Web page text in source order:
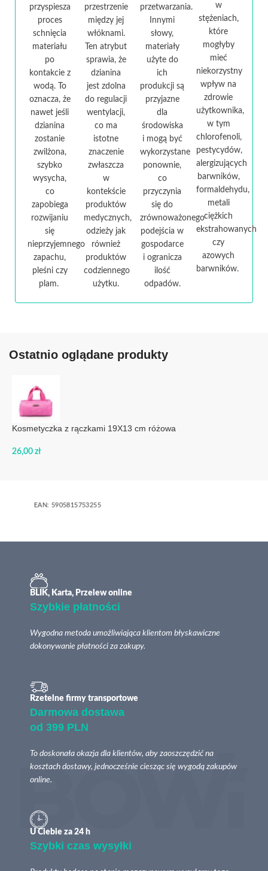
przyspiesza
proces
schnięcia
materiału
po
kontakcie z
wodą. To
oznacza, że
nawet jeśli
dzianina
zostanie
zwilżona,
szybko
wysycha,
co
zapobiega
rozwijaniu
się
nieprzyjemnego
zapachu,
pleśni czy
plam.
przestrzenie
między jej
włóknami.
Ten atrybut
sprawia, że
dzianina
jest zdolna
do regulacji
wentylacji,
co ma
istotne
znaczenie
zwłaszcza
w
kontekście
produktów
medycznych,
odzieży jak
również
produktów
codziennego
użytku.
przetwarzania.
Innymi
słowy,
materiały
użyte do
ich
produkcji są
przyjazne
dla
środowiska
i mogą być
wykorzystane
ponownie,
co
przyczynia
się do
zrównoważonego
podejścia w
gospodarce
i ogranicza
ilość
odpadów.
w
stężeniach,
które
mogłyby
mieć
niekorzystny
wpływ na
zdrowie
użytkownika,
w tym
chlorofenoli,
pestycydów,
alergizujących
barwników,
formaldehydu,
metali
ciężkich
ekstrahowanych
czy
azowych
barwników.
Ostatnio oglądane produkty
Kosmetyczka z rączkami 19X13 cm różowa
26,00zł
EAN: 5905815753255
BLIK, Karta, Przelew online
Szybkie płatności
Wygodna metoda umożliwiająca klientom błyskawiczne
dokonywanie płatności za zakupy.
Rzetelne firmy transportowe
Darmowa dostawa
od 399 PLN
To doskonała okazja dla klientów, aby zaoszczędzić na
kosztach dostawy, jednocześnie ciesząc się wygodą zakupów
online.
U Ciebie za 24 h
Szybki czas wysyłki